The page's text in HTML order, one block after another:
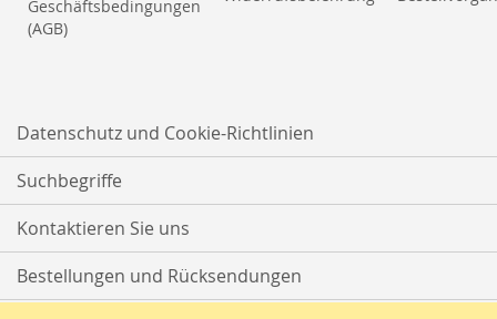
Geschäftsbedingungen
(AGB)
Datenschutz und Cookie-Richtlinien
Suchbegriffe
Kontaktieren Sie uns
Bestellungen und Rücksendungen